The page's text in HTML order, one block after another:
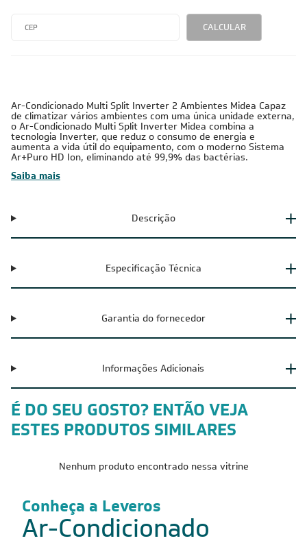
CALCULAR
Ar-Condicionado Multi Split Inverter 2 Ambientes Midea Capaz
de climatizar vários ambientes com uma única unidade externa,
o Ar-Condicionado Multi Split Inverter Midea combina a
tecnologia Inverter, que reduz o consumo de energia e
aumenta a vida útil do equipamento, com o moderno Sistema
Ar+Puro HD Ion, eliminando até 99,9% das bactérias.
Saiba mais
Descrição
Especificação Técnica
Garantia do fornecedor
Informações Adicionais
É DO SEU GOSTO? ENTÃO VEJA
ESTES PRODUTOS SIMILARES
Nenhum produto encontrado nessa vitrine
Conheça a Leveros
Ar-Condicionado